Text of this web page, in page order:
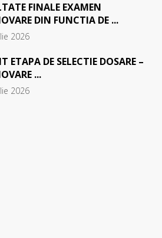
FINALE EXAMEN
DIN FUNCTIA DE ...
2026
ETAPA DE SELECTIE DOSARE –
...
2026